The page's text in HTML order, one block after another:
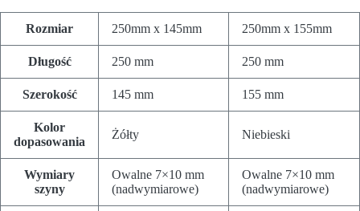
Rozmiar 250mm x 145mm 250mm x 155mm
Długość 250 mm 250 mm
Szerokość 145 mm 155 mm
Kolor
dopasowania
Żółty Niebieski
Wymiary
szyny
Owalne 7×10 mm
(nadwymiarowe)
Owalne 7×10 mm
(nadwymiarowe)